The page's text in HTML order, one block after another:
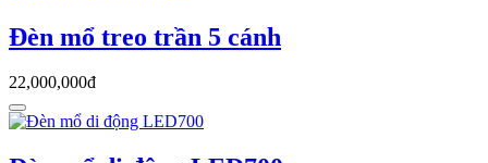
Đèn mổ treo trần 5 cánh
22,000,000đ